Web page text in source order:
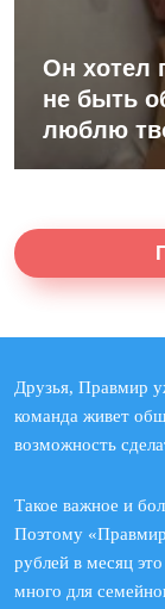
Он хотел
не быть
люблю
Друзья, Правмир
команда живет
возможность
Такое важное и
Поэтому
рублей в месяц
много для